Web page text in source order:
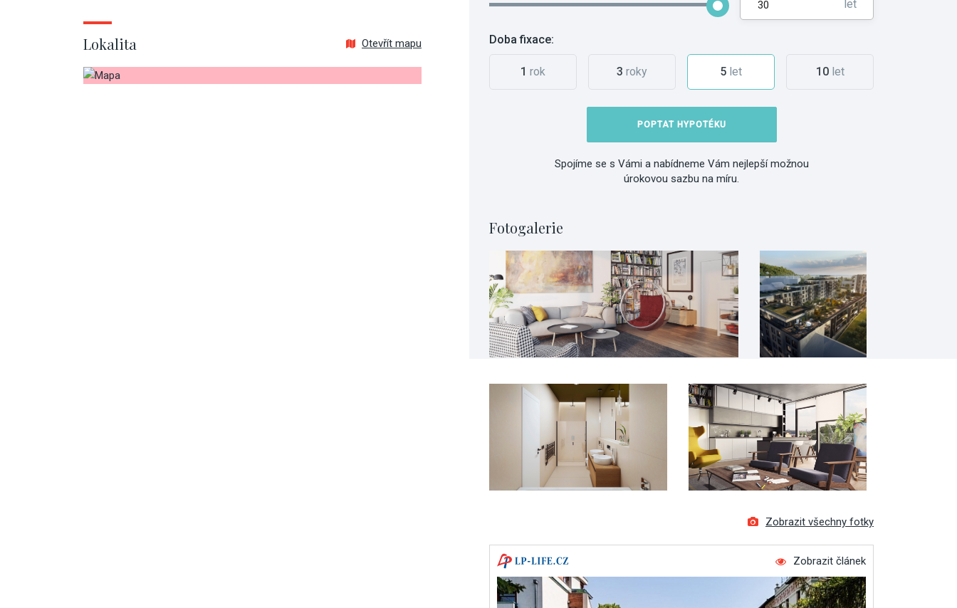
let
Doba fixace:
1 rok 3 roky 5 let 10let
POPTAT HYPOTÉKU
Spojíme se s Vámi a nabídneme Vám nejlepší možnou
úrokovou sazbu na míru.
Fotogalerie
Zobrazit všechny fotky
Zobrazit článek
Lokalita Otevřít mapu